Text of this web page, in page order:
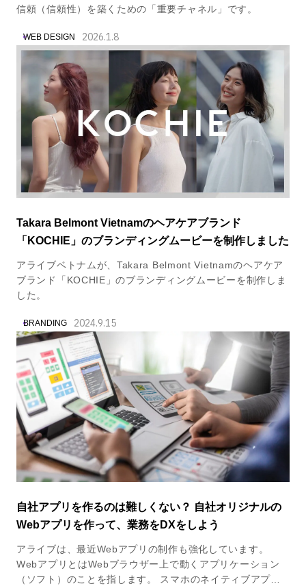
信頼（信頼性）を築くための「重要チャネル」です。
WEB DESIGN 2026.1.8
Takara Belmont Vietnamのヘアケアブランド
「KOCHIE」のブランディングムービーを制作しました
アライブベトナムが、Takara Belmont Vietnamのヘアケア
ブランド「KOCHIE」のブランディングムービーを制作しま
した。
BRANDING 2024.9.15
自社アプリを作るのは難しくない？ 自社オリジナルの
Webアプリを作って、業務をDXをしよう
アライブは、最近Webアプリの制作も強化しています。
WebアプリとはWebブラウザー上で動くアプリケーション
（ソフト）のことを指します。 スマホのネイティブアプリ